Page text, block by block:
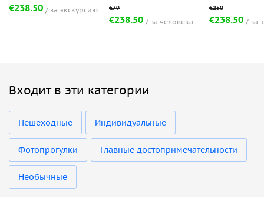
€238.50 за экскурсию
€238.50 за человека €238.50 за
Входит в эти категории
Пешеходные Индивидуальные
Фотопрогулки Главные достопримечательности
Необычные